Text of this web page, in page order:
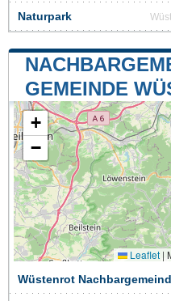
Naturpark
GEMEINDE
+
−
Leaflet |
Wüstenrot